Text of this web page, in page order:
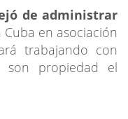
de administrar
en asociación
trabajando con
son propiedad el